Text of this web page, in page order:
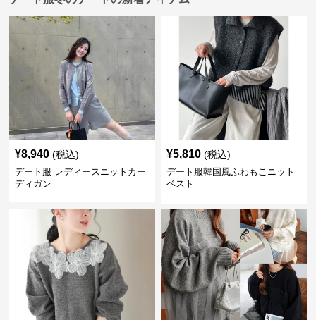
¥8,940 (税込)
デート服 レディースニットカー
ディガン
¥5,810 (税込)
デート服韓国風ふわもこニット
ベスト